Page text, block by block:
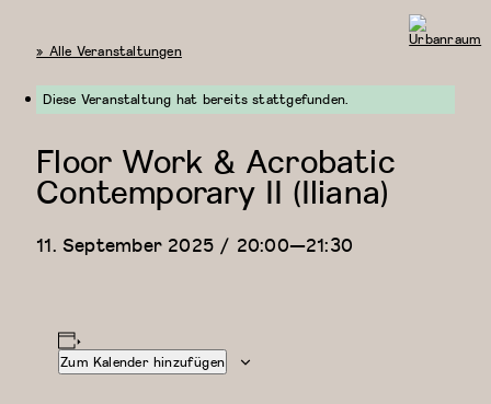
« Alle Veranstaltungen
Diese Veranstaltung hat bereits stattgefunden.
Floor Work & Acrobatic
Contemporary II (Iliana)
11. September 2025 / 20:00—21:30
Zum Kalender hinzufügen